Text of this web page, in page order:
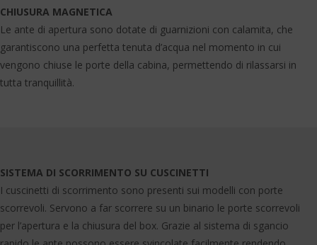
CHIUSURA MAGNETICA
Le ante di apertura sono dotate di guarnizioni con calamita, che
garantiscono una perfetta tenuta d’acqua nel momento in cui
vengono chiuse le porte della cabina, permettendo di rilassarsi in
tutta tranquillità.
SISTEMA DI SCORRIMENTO SU CUSCINETTI
I cuscinetti di scorrimento sono presenti sui modelli con porte
scorrevoli. Servono a far scorrere su un binario le porte scorrevoli
per l’apertura e la chiusura del box. Grazie al sistema di sgancio